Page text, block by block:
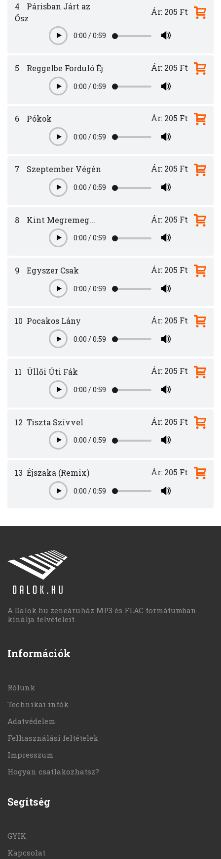
4
Párisban Járt az
Ősz
Play0:00 /0:59
Ár: 205 Ft
5 Reggelbe Forduló Éj
Play0:00 /0:59
Ár: 205 Ft
6 Pókok
Play0:00 /0:59
Ár: 205 Ft
7 Szeptember Végén
Play0:00 /0:59
Ár: 205 Ft
8 Kint Megremeg...
Play0:00 /0:59
Ár: 205 Ft
9 Egyszer Csak
Play0:00 /0:59
Ár: 205 Ft
10 Pocakos Lány
Play0:00 /0:59
Ár: 205 Ft
11 Üllői Úti Fák
Play0:00 /0:59
Ár: 205 Ft
12 Tiszta Szívvel
Play0:00 /0:59
Ár: 205 Ft
13 Éjszaka (Remix)
Play0:00 /0:59
Ár: 205 Ft
A Dalok.hu zeneáruház MP3 és FLAC formátumban
kínálja felvételeit.
Információk
Rólunk
Technikai infók
Adatvédelem
Felhasználási feltételek
Impresszum
Hogyan csatlakozhatsz?
Segítség
GYIK
Kapcsolat